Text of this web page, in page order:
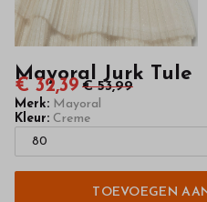
Mayoral Jurk Tule
€ 32,39 € 53,99
Merk: Mayoral
Kleur: Creme
TOEVOEGEN